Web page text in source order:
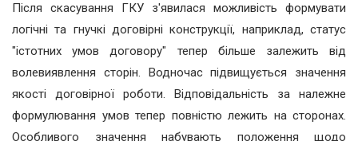
Після скасування ГКУ з'явилася можливість формувати
логічні та гнучкі договірні конструкції, наприклад, статус
"істотних умов договору" тепер більше залежить від
волевиявлення сторін. Водночас підвищується значення
якості договірної роботи. Відповідальність за належне
формулювання умов тепер повністю лежить на сторонах.
Особливого значення набувають положення щодо